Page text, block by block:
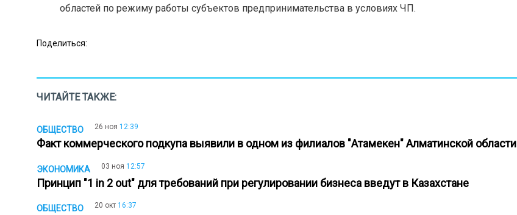
областей по режиму работы субъектов предпринимательства в условиях ЧП.
Поделиться:
ЧИТАЙТЕ ТАКЖЕ:
ОБЩЕСТВО 26 ноя 12:39
Факт коммерческого подкупа выявили в одном из филиалов "Атамекен" Алматинской области
ЭКОНОМИКА 03 ноя 12:57
Принцип "1 in 2 out" для требований при регулировании бизнеса введут в Казахстане
ОБЩЕСТВО 20 окт 16:37